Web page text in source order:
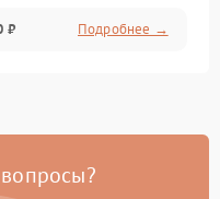
₽ Подробнее →